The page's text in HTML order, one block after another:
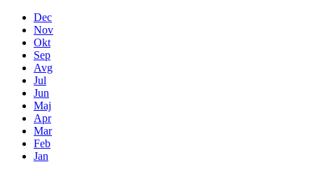
Dec
Nov
Okt
Sep
Avg
Jul
Jun
Maj
Apr
Mar
Feb
Jan